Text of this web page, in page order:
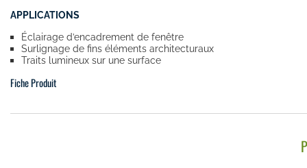
APPLICATIONS
Éclairage d’encadrement de fenêtre
Surlignage de fins éléments architecturaux
Traits lumineux sur une surface
Fiche Produit